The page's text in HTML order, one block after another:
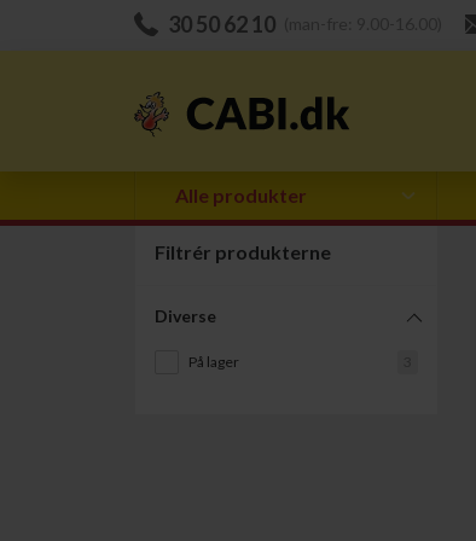
30 50 62 10
Alle produkter
Filtrér produkterne
Diverse
På lager